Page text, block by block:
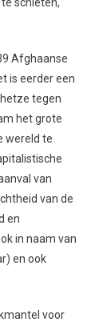
Afghaanse
is eerder een
tegen
het grote
wereld te
van
van de
en
in naam van
en ook
voor